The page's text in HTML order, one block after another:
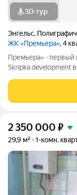
3D-тур
Энгельс,
ЖК «Премьера», 4
Премьера» - первый
Skripka development
комфорта.
сады, школа,
2 350 000 ₽
29,9 м² 1-комн.